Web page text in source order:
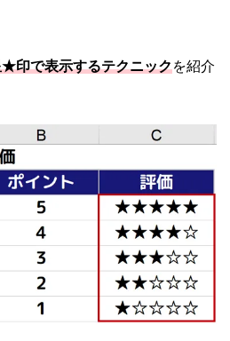
印で表示するテクニックを紹介